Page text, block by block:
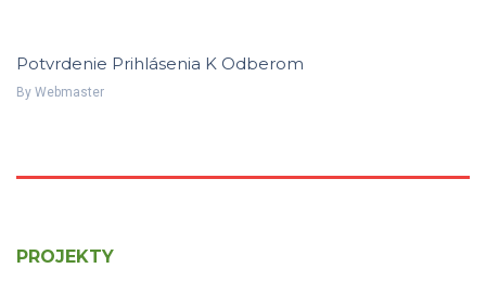
Potvrdenie Prihlásenia K Odberom
By Webmaster
PROJEKTY